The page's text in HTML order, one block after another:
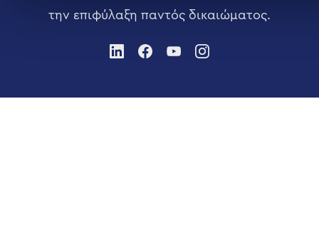
την επιφύλαξη παντός δικαιώματος.